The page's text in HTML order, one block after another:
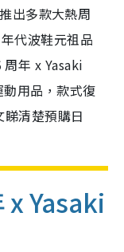
出多款大熱周
代波鞋元祖品
年 x Yasaki
用品，款式復
清楚預購日
x Yasaki